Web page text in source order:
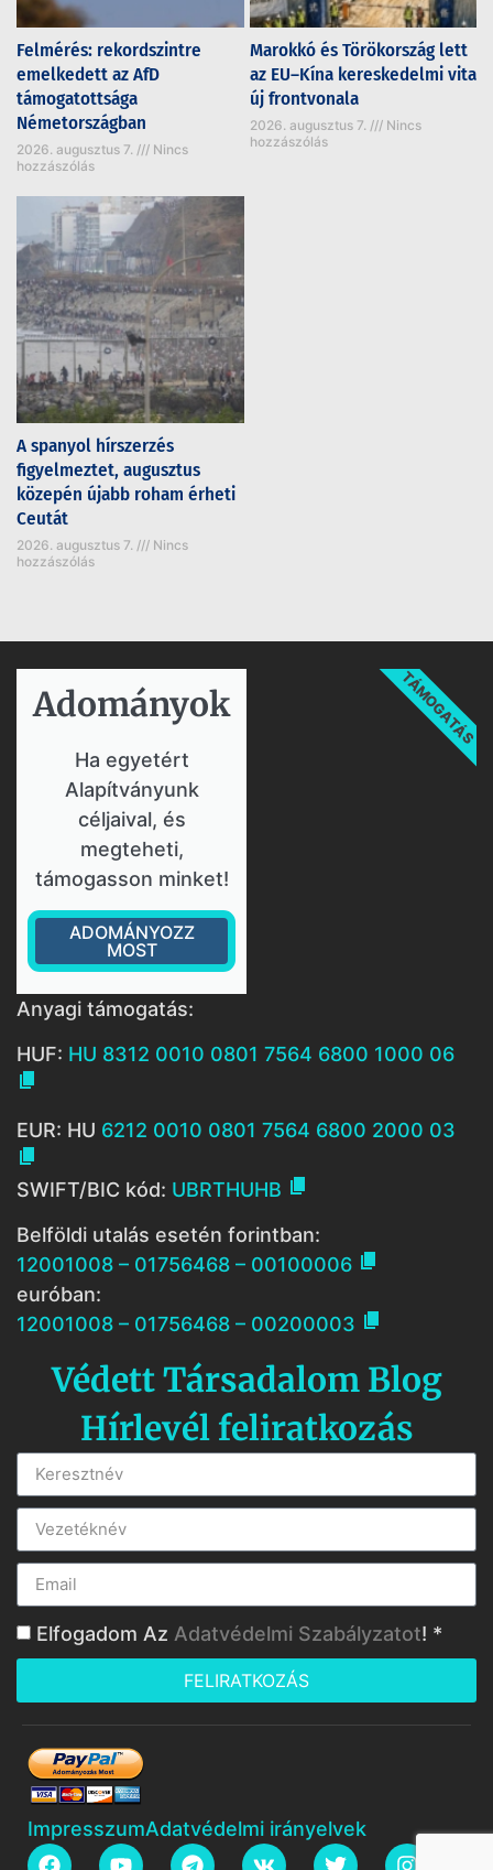
Felmérés: rekordszintre
emelkedett az AfD
támogatottsága
Németországban
2026. augusztus 7.
Nincs
hozzászólás
Marokkó és Törökország lett
az EU–Kína kereskedelmi vita
új frontvonala
2026. augusztus 7.
Nincs
hozzászólás
A spanyol hírszerzés
figyelmeztet, augusztus
közepén újabb roham érheti
Ceutát
2026. augusztus 7.
Nincs
hozzászólás
Adományok​
Ha egyetért
Alapítványunk
céljaival, és
megteheti,
támogasson minket!
ADOMÁNYOZZ
MOST
TÁMOGATÁS
Anyagi támogatás:
HUF: HU 8312 0010 0801 7564 6800 1000 06

EUR: HU 6212 0010 0801 7564 6800 2000 03

SWIFT/BIC kód: UBRTHUHB 
Belföldi utalás esetén forintban:
12001008 – 01756468 – 00100006 
euróban:
12001008 – 01756468 – 00200003 
Védett Társadalom Blog
Hírlevél feliratkozás
Elfogadom Az Adatvédelmi Szabályzatot! *
FELIRATKOZÁS
ImpresszumAdatvédelmi irányelvek